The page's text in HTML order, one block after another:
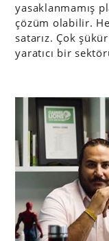
yasaklanmamış
çözüm olabilir.
satarız. Çok
yaratıcı bir